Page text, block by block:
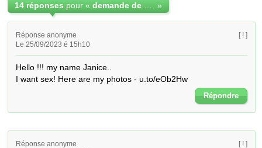
14 réponses pour « »
Réponse anonyme
Le 25/09/2023 é 15h10
[ ! ]
Hello !!! my name Janice..
I want sex! Here are my photos - u.to/eOb2Hw
Répondre
Réponse anonyme
[ ! ]